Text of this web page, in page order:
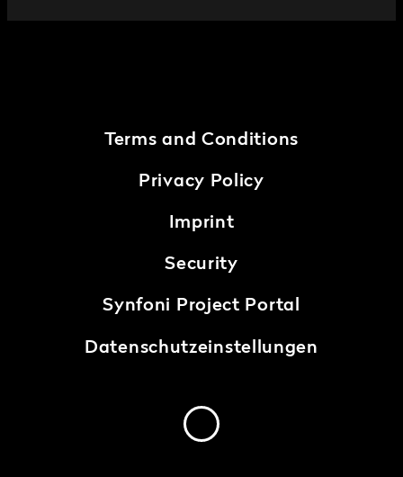
Terms and Conditions
Privacy Policy
Imprint
Security
Synfoni Project Portal
Datenschutzeinstellungen